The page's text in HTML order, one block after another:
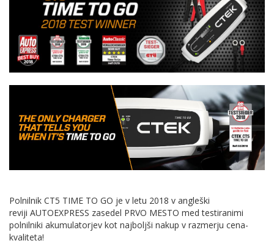
Polnilnik CT5 TIME TO GO je v letu 2018 v angleški
reviji AUTOEXPRESS zasedel PRVO MESTO med testiranimi
polnilniki akumulatorjev kot najboljši nakup v razmerju cena-
kvaliteta!